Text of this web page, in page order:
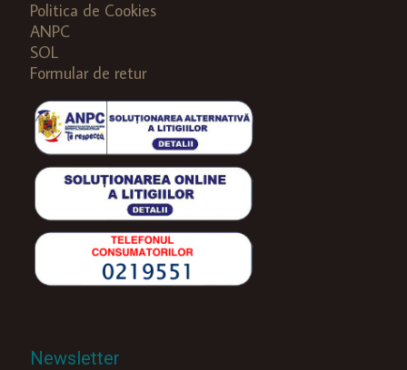
Politica de Cookies
ANPC
SOL
Formular de retur
Newsletter